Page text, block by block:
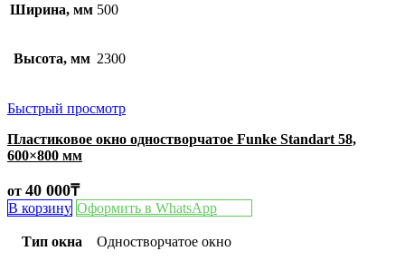
Ширина, мм 500
Высота, мм 2300
Быстрый просмотр
Пластиковое окно одностворчатое Funke Standart 58,
600×800 мм
от 40 000₸
В корзину Оформить в WhatsApp
Тип окна Одностворчатое окно